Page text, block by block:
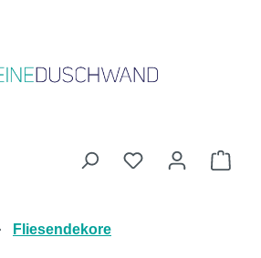
Du hast 0
Fliesendekore